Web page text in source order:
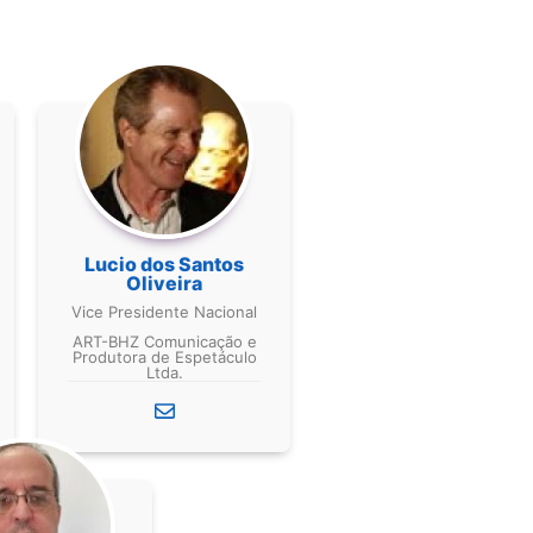
Lucio dos Santos
Oliveira
Vice Presidente Nacional
ART-BHZ Comunicação e
Produtora de Espetáculo
Ltda.